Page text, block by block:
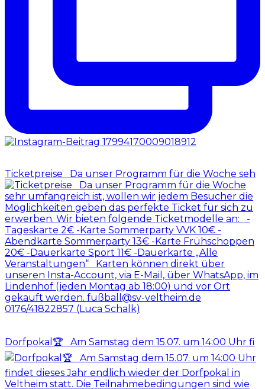
Ticketpreise Da unser Programm für die Woche seh
Dorfpokal🏆 Am Samstag dem 15.07. um 14:00 Uhr fi